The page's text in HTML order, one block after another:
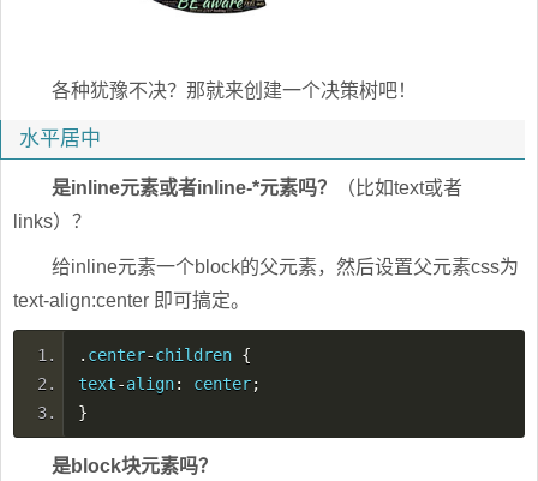
各种犹豫不决？那就来创建一个决策树吧！
水平居中
是inline元素或者inline-*元素吗？
（比如text或者
links）？
给inline元素一个block的父元素，然后设置父元素css为
text-align:center 即可搞定。
. center-children {
text-align: center;
}
是block块元素吗？